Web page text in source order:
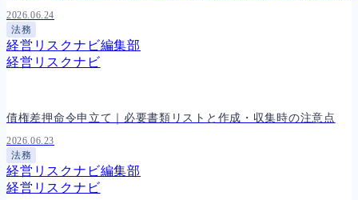
2026.06.24
法務
経営リスクナビ編集部
経営リスクナビ
債権差押命令申立て｜必要書類リストと作成・収集時の注意点
2026.06.23
法務
経営リスクナビ編集部
経営リスクナビ